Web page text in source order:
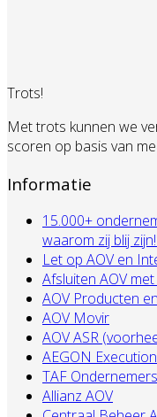
Trots!
Met trots kunnen we
scoren op basis van
Informatie
15.000+
waarom zij blij
Let op AOV en
Afsluiten AOV
AOV Producten
AOV Movir
AOV ASR
AEGON
TAF
Allianz AOV